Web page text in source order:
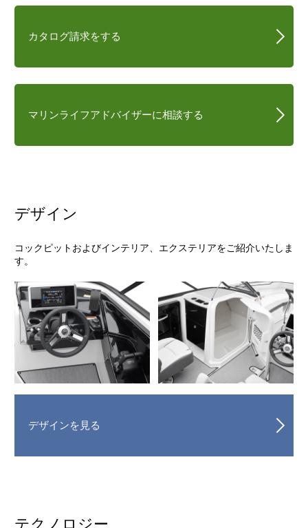
カタログ請求をする
マリンライフアドバイザーに相談する
デザイン
コックピットおよびインテリア、エクステリアをご紹介いたしま
す。
デザインを見る
テクノロジー